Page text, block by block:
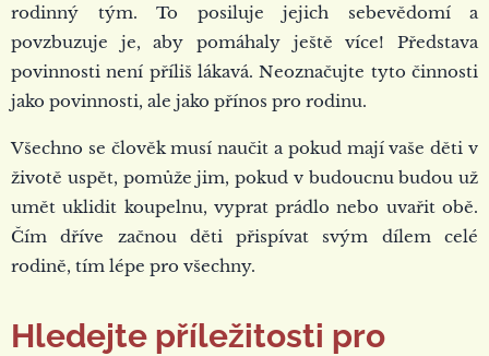
rodinný tým. To posiluje jejich sebevědomí a
povzbuzuje je, aby pomáhaly ještě více! Představa
povinnosti není příliš lákavá. Neoznačujte tyto činnosti
jako povinnosti, ale jako přínos pro rodinu.
Všechno se člověk musí naučit a pokud mají vaše děti v
životě uspět, pomůže jim, pokud v budoucnu budou už
umět uklidit koupelnu, vyprat prádlo nebo uvařit obě.
Čím dříve začnou děti přispívat svým dílem celé
rodině, tím lépe pro všechny.
Hledejte příležitosti pro